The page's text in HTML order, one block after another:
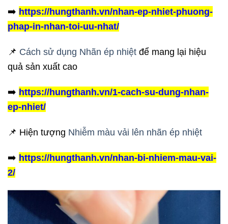
➡️ https://hungthanh.vn/nhan-ep-nhiet-phuong-
phap-in-nhan-toi-uu-nhat/
📌 Cách sử dụng Nhãn ép nhiệt để mang lại hiệu
quả sản xuất cao
➡️ https://hungthanh.vn/1-cach-su-dung-nhan-
ep-nhiet/
📌 Hiện tượng Nhiễm màu vải lên nhãn ép nhiệt
➡️ https://hungthanh.vn/nhan-bi-nhiem-mau-vai-
2/